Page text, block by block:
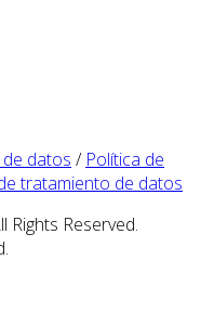
datos / Política de
tratamiento de datos
Rights Reserved.